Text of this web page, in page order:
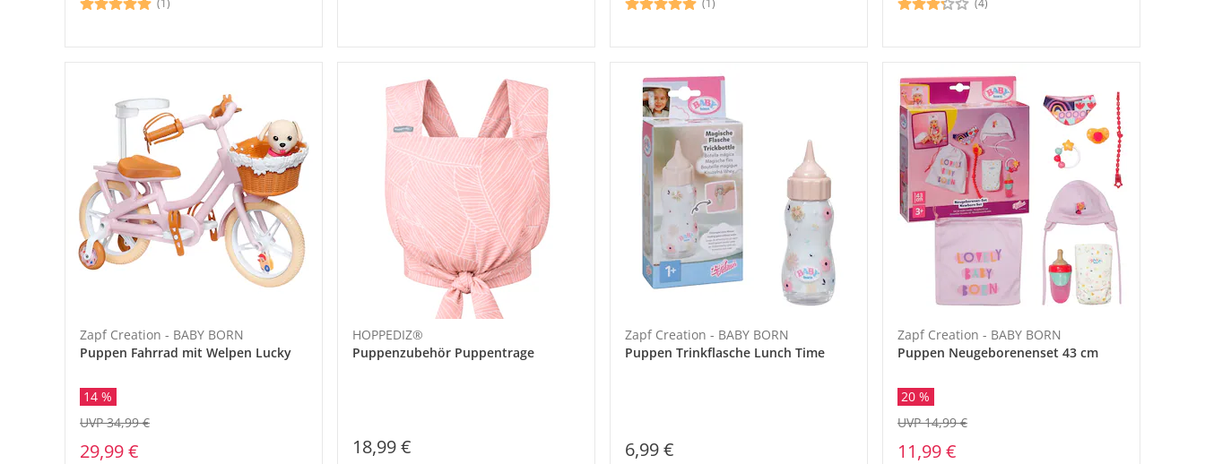
Zapf Creation - BABY BORN
Puppen Fahrrad mit Welpen Lucky
14 %
29,99 €
UVP 34,99 €
HOPPEDIZ®
Puppenzubehör Puppentrage
18,99 €
Zapf Creation - BABY BORN
Puppen Trinkflasche Lunch Time
6,99 €
Zapf Creation - BABY BORN
Puppen Neugeborenenset 43 cm
20 %
11,99 €
UVP 14,99 €